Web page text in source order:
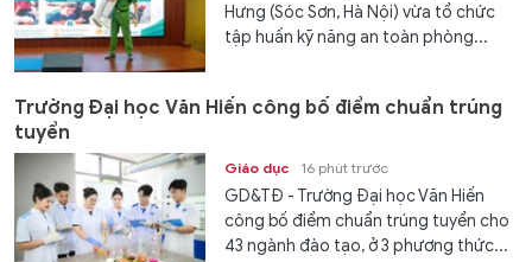
Hưng (Sóc Sơn, Hà Nội) vừa tổ chức
tập huấn kỹ năng an toàn phòng...
Trường Đại học Văn Hiến công bố điểm chuẩn trúng
tuyển
Giáo dục 16 phút trước
GD&TĐ - Trường Đại học Văn Hiến
công bố điểm chuẩn trúng tuyển cho
43 ngành đào tạo, ở 3 phương thức...